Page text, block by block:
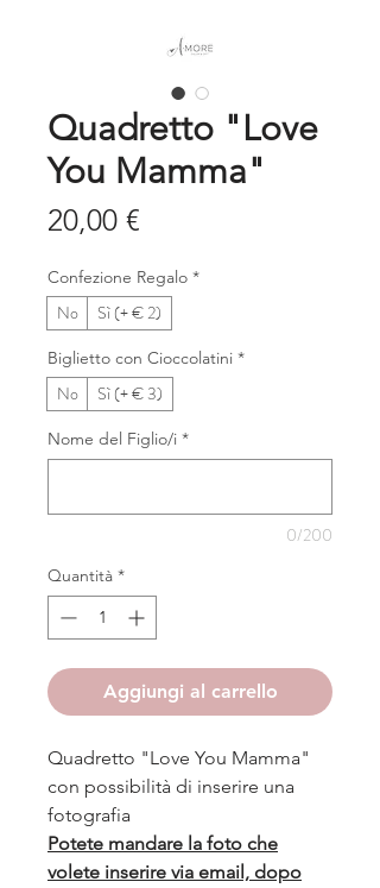
Quadretto "Love
You Mamma"
20,00 €
Confezione Regalo *
No Sì (+ € 2)
Biglietto con Cioccolatini *
No Sì (+ € 3)
Nome del Figlio/i *
0/200
Quantità *
Aggiungi al carrello
Quadretto "Love You Mamma"
con possibilità di inserire una
fotografia
Potete mandare la foto che
volete inserire via email, dopo